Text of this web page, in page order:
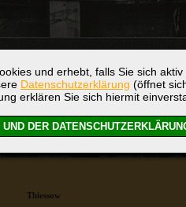
und erhebt, falls Sie sich
Datenschutzerklärung (öffnet
erklären Sie sich hiermit
Thiessow